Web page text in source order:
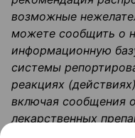
возможные
можете сообщить о
информационную
системы
реакциях
включая сообщения
лекарственных